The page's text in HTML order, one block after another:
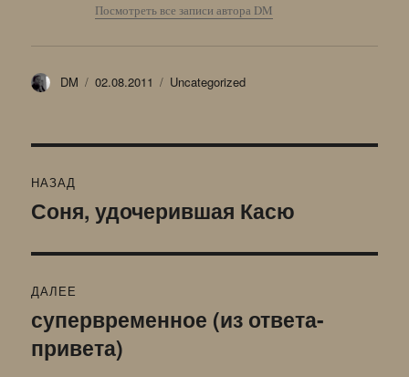
Посмотреть все записи автора DM
Автор
DM Опубликовано
02.08.2011 Рубрики
Uncategorized
по
НАЗАД
Предыдущая
Соня, удочерившая Касю
ДАЛЕЕ
Следующая
запись:
супервременное (из ответа-
привета)